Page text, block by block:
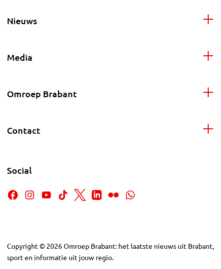
Nieuws
Media
Omroep Brabant
Contact
Social
Copyright © 2026Omroep Brabant: het laatste nieuws uit Brabant,
sport en informatie uit jouw regio.